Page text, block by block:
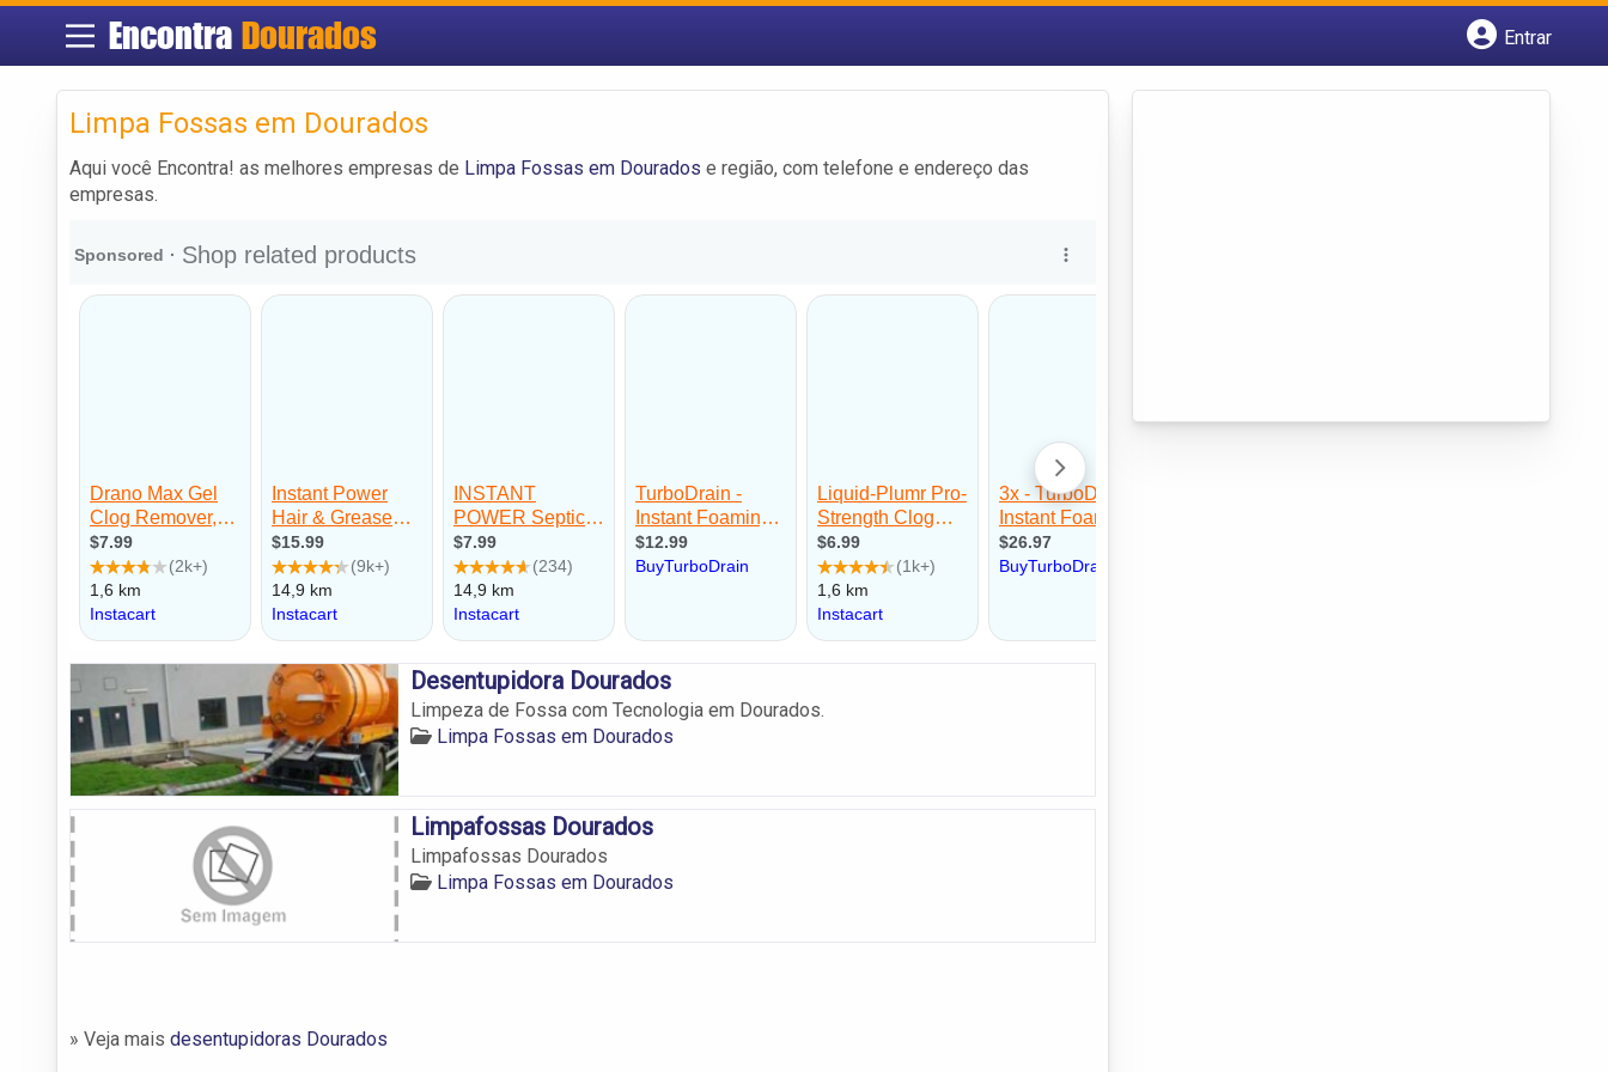
Encontra Dourados
Entrar
Limpa Fossas em Dourados
Aqui você Encontra! as melhores empresas de Limpa Fossas em Dourados e região, com telefone e endereço das
empresas.
Desentupidora Dourados
Limpeza de Fossa com Tecnologia em Dourados.
Limpa Fossas em Dourados
Limpafossas Dourados
Limpafossas Dourados
Limpa Fossas em Dourados
» Veja mais desentupidoras Dourados